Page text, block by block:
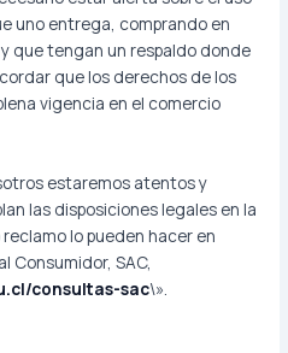
uno entrega, comprando en
que tengan un respaldo donde
que los derechos de los
vigencia en el comercio
estaremos atentos y
las disposiciones legales en la
lo pueden hacer en
Consumidor, SAC,
.cl/consultas-sac\».